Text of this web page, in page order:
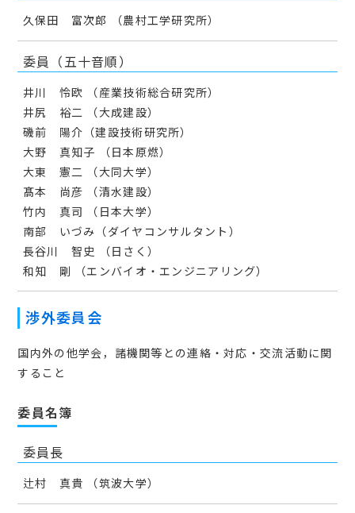
久保田 富次郎 （農村工学研究所）
委員（五十音順）
井川 怜欧 （産業技術総合研究所）
井尻 裕二 （大成建設）
磯前 陽介（建設技術研究所）
大野 真知子 （日本原燃）
大東 憲二 （大同大学）
髙本 尚彦 （清水建設）
竹内 真司 （日本大学）
南部 いづみ（ダイヤコンサルタント）
長谷川 智史 （日さく）
和知 剛 （エンバイオ・エンジニアリング）
渉外委員会
国内外の他学会，諸機関等との連絡・対応・交流活動に関
すること
委員名簿
委員長
辻村 真貴 （筑波大学）